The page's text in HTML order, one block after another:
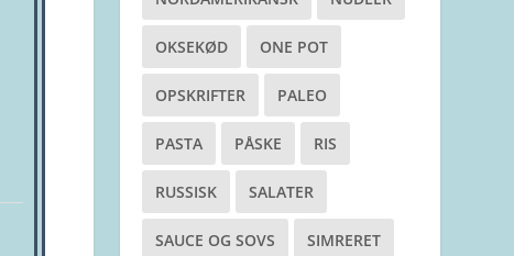
OKSEKØD ONE POT
OPSKRIFTER PALEO
PASTA PÅSKE RIS
RUSSISK SALATER
SAUCE OG SOVS SIMRERET